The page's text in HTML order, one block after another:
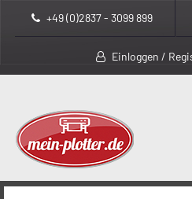
+49 (0)2837 - 3099 899
Einloggen /
> >